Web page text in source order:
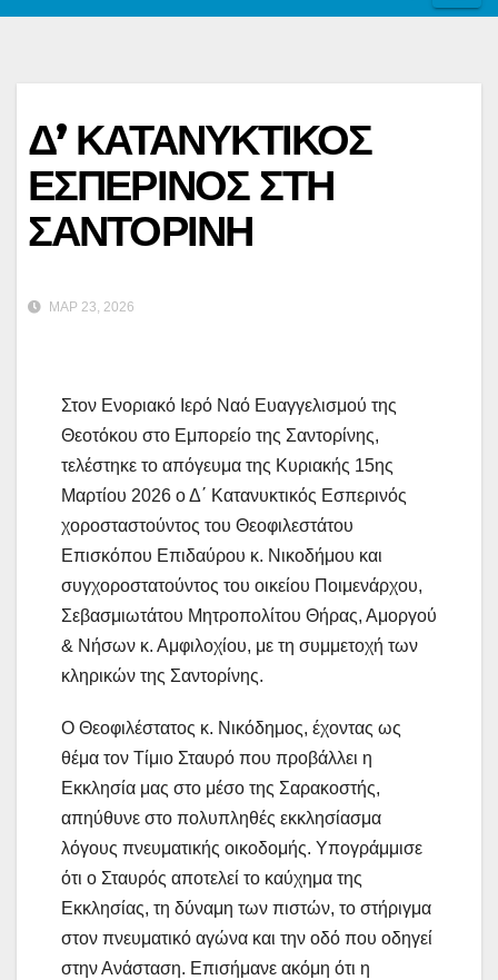
Δ’ ΚΑΤΑΝΥΚΤΙΚΟΣ
ΕΣΠΕΡΙΝΟΣ ΣΤΗ
ΣΑΝΤΟΡΙΝΗ
ΜΑΡ 23, 2026
Στον Ενοριακό Ιερό Ναό Ευαγγελισμού της
Θεοτόκου στο Εμπορείο της Σαντορίνης,
τελέστηκε το απόγευμα της Κυριακής 15ης
Μαρτίου 2026 ο Δ΄ Κατανυκτικός Εσπερινός
χοροσταστούντος του Θεοφιλεστάτου
Επισκόπου Επιδαύρου κ. Νικοδήμου και
συγχοροστατούντος του οικείου Ποιμενάρχου,
Σεβασμιωτάτου Μητροπολίτου Θήρας, Αμοργού
& Νήσων κ. Αμφιλοχίου, με τη συμμετοχή των
κληρικών της Σαντορίνης.
Ο Θεοφιλέστατος κ. Νικόδημος, έχοντας ως
θέμα τον Τίμιο Σταυρό που προβάλλει η
Εκκλησία μας στο μέσο της Σαρακοστής,
απηύθυνε στο πολυπληθές εκκλησίασμα
λόγους πνευματικής οικοδομής. Υπογράμμισε
ότι ο Σταυρός αποτελεί το καύχημα της
Εκκλησίας, τη δύναμη των πιστών, το στήριγμα
στον πνευματικό αγώνα και την οδό που οδηγεί
στην Ανάσταση. Επισήμανε ακόμη ότι η